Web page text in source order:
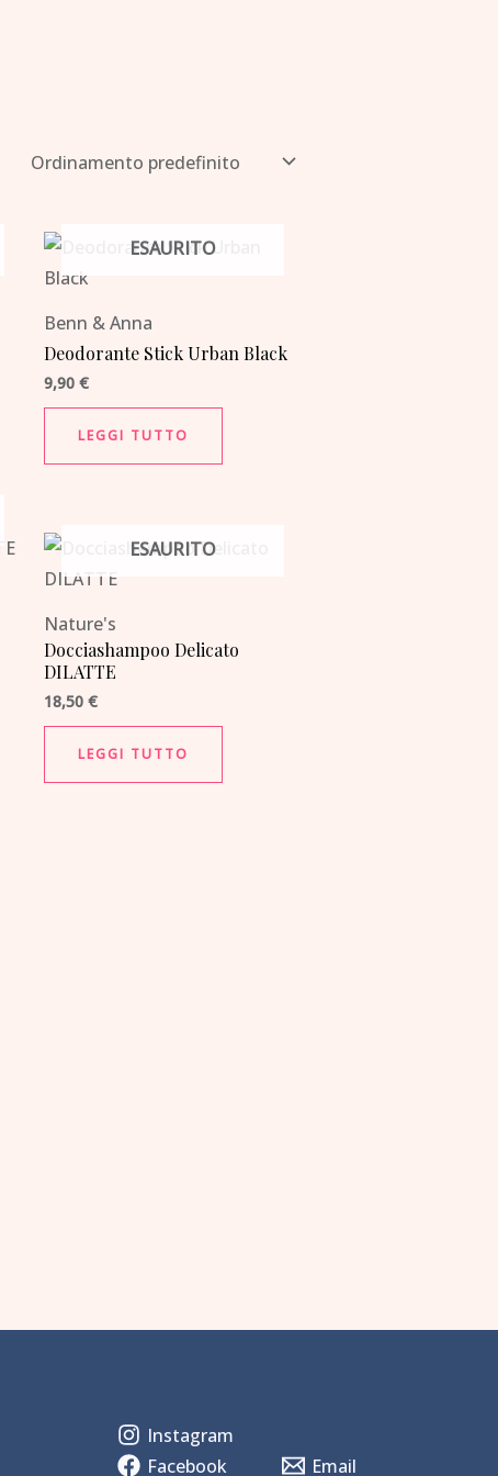
ESAURITO
Benn & Anna
Deodorante Stick Urban Black
9,90 €
LEGGI TUTTO
ESAURITO
Nature's
Docciashampoo Delicato
DILATTE
18,50 €
LEGGI TUTTO
Instagram
Facebook
Email